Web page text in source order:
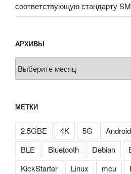
соответствующую стандарту
АРХИВЫ
МЕТКИ
2.5GBE 4K 5G Android
BLE
Bluetooth Debian
KickStarter
Linux mcu